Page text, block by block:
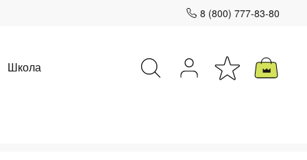
8 (800) 777-83-80
Школа